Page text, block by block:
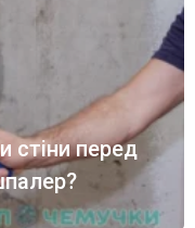
стіни перед